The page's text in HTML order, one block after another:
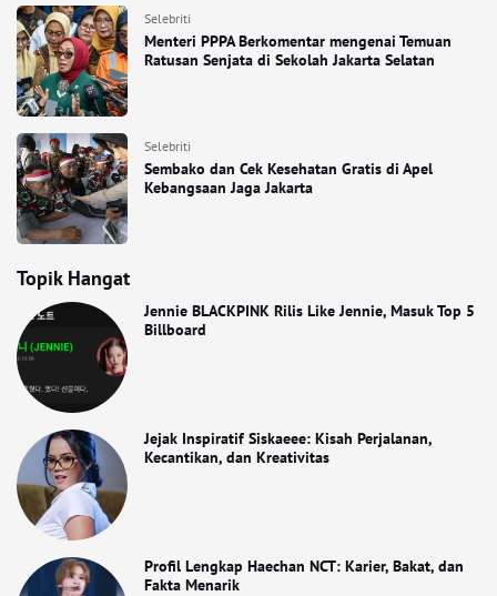
Selebriti
Menteri PPPA Berkomentar mengenai Temuan
Ratusan Senjata di Sekolah Jakarta Selatan
Selebriti
Sembako dan Cek Kesehatan Gratis di Apel
Kebangsaan Jaga Jakarta
Topik Hangat
Jennie BLACKPINK Rilis Like Jennie, Masuk Top 5
Billboard
Jejak Inspiratif Siskaeee: Kisah Perjalanan,
Kecantikan, dan Kreativitas
Profil Lengkap Haechan NCT: Karier, Bakat, dan
Fakta Menarik